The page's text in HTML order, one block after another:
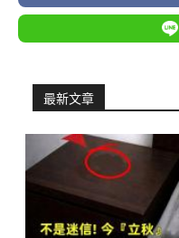
最新文章